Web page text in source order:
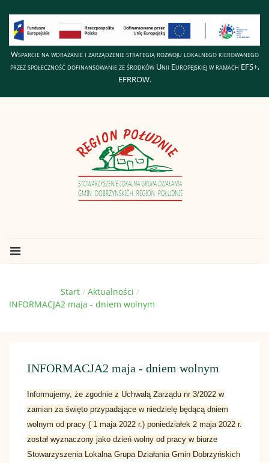
Wsparcie na wdrażanie i zarządzenie strategią rozwoju lokalnego kierowanego
przez społeczność dofinansowanie ze środków Unii Europejskiej w ramach EFS+,
EFRROW.
Start
Aktualności
INFORMACJA2 maja - dniem wolnym
INFORMACJA2 maja - dniem wolnym
Informujemy, że zgodnie z Uchwałą Zarządu nr 3/2022 w
zamian za święto przypadające w niedzielę będącą dniem
wolnym od pracy ( 1 maja 2022 r.) poniedziałek 2 maja 2022 r.
został wyznaczony jako dzień wolny od pracy w biurze
Stowarzyszenia Lokalna Grupa Działania Gmin Dobrzyńskich